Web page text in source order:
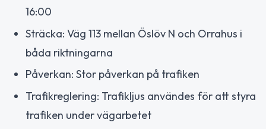
16:00
Sträcka: Väg 113 mellan Öslöv N och Orrahus i
båda riktningarna
Påverkan: Stor påverkan på trafiken
Trafikreglering: Trafikljus användes för att styra
trafiken under vägarbetet